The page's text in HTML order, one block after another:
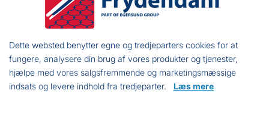
DK 15891645
Dette websted benytter egne og tredjeparters cookies for at
fungere, analysere din brug af vores produkter og tjenester,
hjælpe med vores salgsfremmende og marketingsmæssige
indsats og levere indhold fra tredjeparter. Læs mere